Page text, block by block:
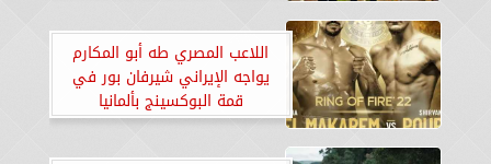
اللاعب المصري طه أبو المكارم
يواجه الإيراني شيرفان بور في
قمة البوكسينج بألمانيا